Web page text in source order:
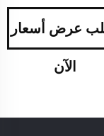
عرض أسعار
الآن